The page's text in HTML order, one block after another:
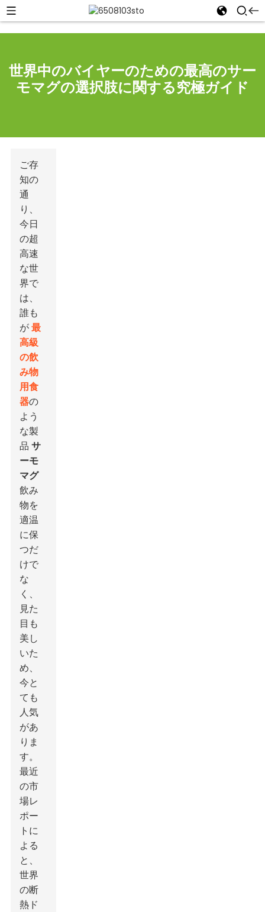
世界中のバイヤーのための最高のサー
モマグの選択肢に関する究極ガイド
ご存
知の
通
り、
今日
の超
高速
な世
界で
は、
誰も
が最
高級
の飲
み物
用食
器の
よう
な製
品サ
ーモ
マグ
飲み
物を
適温
に保
つだ
けで
な
く、
見た
目も
美し
いた
め、
今と
ても
人気
があ
りま
す。
最近
の市
場レ
ポー
トに
よる
と、
世界
の断
熱ド